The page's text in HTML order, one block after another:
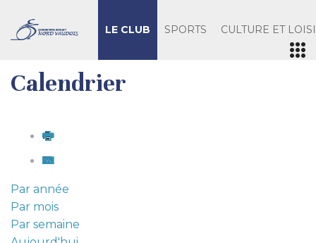
LE CLUB SPORTS CULTURE ET
Calendrier
Par année
Par mois
Par semaine